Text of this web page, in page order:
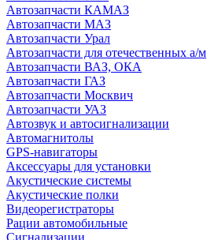
Автозапчасти КАМАЗ
Автозапчасти МАЗ
Автозапчасти Урал
Автозапчасти для отечественных а/м
Автозапчасти ВАЗ, ОКА
Автозапчасти ГАЗ
Автозапчасти Москвич
Автозапчасти УАЗ
Автозвук и автосигнализации
Автомагнитолы
GPS-навигаторы
Аксессуары для установки
Акустические системы
Акустические полки
Видеорегистраторы
Рации автомобильные
Сигнализации